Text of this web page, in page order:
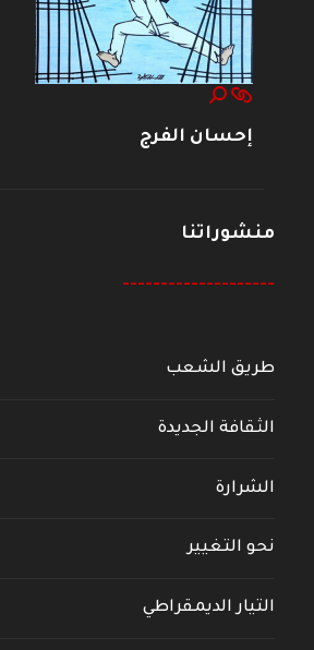
إحسان الفرج
منشوراتنا
--------------------
طريق الشعب
الثقافة الجديدة
الشرارة
نحو التغيير
التيار الديمقراطي